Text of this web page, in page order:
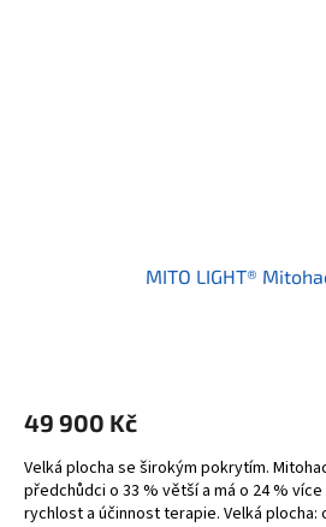
MITO LIGHT®
49 900 Kč
Velká plocha se širokým pokrytím.
předchůdci o 33 % větší a má o 24 % více
rychlost a účinnost terapie. Velká plocha: